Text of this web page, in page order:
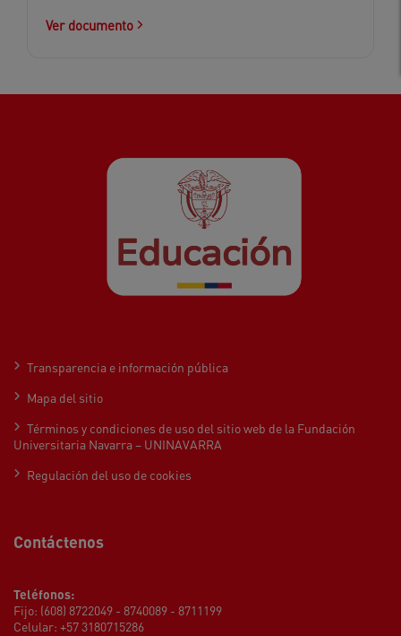
Ver documento
Transparencia e información pública
Mapa del sitio
Términos y condiciones de uso del sitio web de la Fundación
Universitaria Navarra – UNINAVARRA
Regulación del uso de cookies
Contáctenos
Teléfonos:
Fijo: (608) 8722049 - 8740089 - 8711199
Celular: +57 3180715286